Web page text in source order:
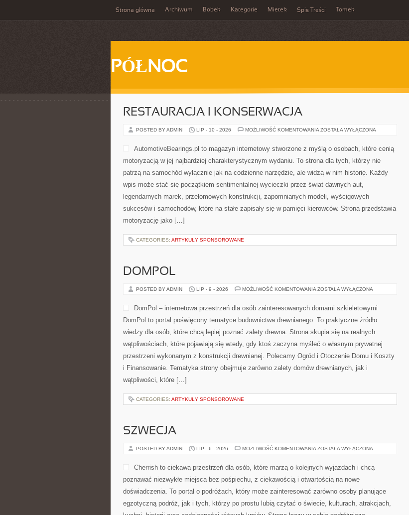
Strona główna Archiwum Bobek Kategorie Mietek Spis Treści Tomek
PÓŁNOC
RESTAURACJA I KONSERWACJA
POSTED BY ADMIN LIP - 10 - 2026 MOŻLIWOŚĆ KOMENTOWANIA RESTAURACJA
ZOSTAŁA WYŁĄCZONA
AutomotiveBearings.pl to magazyn internetowy stworzone z myślą o osobach, które cenią
motoryzacją w jej najbardziej charakterystycznym wydaniu. To strona dla tych, którzy nie
patrzą na samochód wyłącznie jak na codzienne narzędzie, ale widzą w nim historię. Każdy
wpis może stać się początkiem sentimentalnej wycieczki przez świat dawnych aut,
legendarnych marek, przełomowych konstrukcji, zapomnianych modeli, wyścigowych
sukcesów i samochodów, które na stałe zapisały się w pamięci kierowców. Strona przedstawia
motoryzację jako […]
CATEGORIES: ARTYKUŁY SPONSOROWANE
DOMPOL
POSTED BY ADMIN LIP - 9 - 2026 MOŻLIWOŚĆ KOMENTOWANIA DOMPOL
ZOSTAŁA WYŁĄCZONA
DomPol – internetowa przestrzeń dla osób zainteresowanych domami szkieletowymi
DomPol to portal poświęcony tematyce budownictwa drewnianego. To praktyczne źródło
wiedzy dla osób, które chcą lepiej poznać zalety drewna. Strona skupia się na realnych
wątpliwościach, które pojawiają się wtedy, gdy ktoś zaczyna myśleć o własnym prywatnej
przestrzeni wykonanym z konstrukcji drewnianej. Polecamy Ogród i Otoczenie Domu i Koszty
i Finansowanie. Tematyka strony obejmuje zarówno zalety domów drewnianych, jak i
wątpliwości, które […]
CATEGORIES: ARTYKUŁY SPONSOROWANE
SZWECJA
POSTED BY ADMIN LIP - 6 - 2026 MOŻLIWOŚĆ KOMENTOWANIA SZWECJA
ZOSTAŁA WYŁĄCZONA
Cherrish to ciekawa przestrzeń dla osób, które marzą o kolejnych wyjazdach i chcą
poznawać niezwykłe miejsca bez pośpiechu, z ciekawością i otwartością na nowe
doświadczenia. To portal o podróżach, który może zainteresować zarówno osoby planujące
egzotyczną podróż, jak i tych, którzy po prostu lubią czytać o świecie, kulturach, atrakcjach,